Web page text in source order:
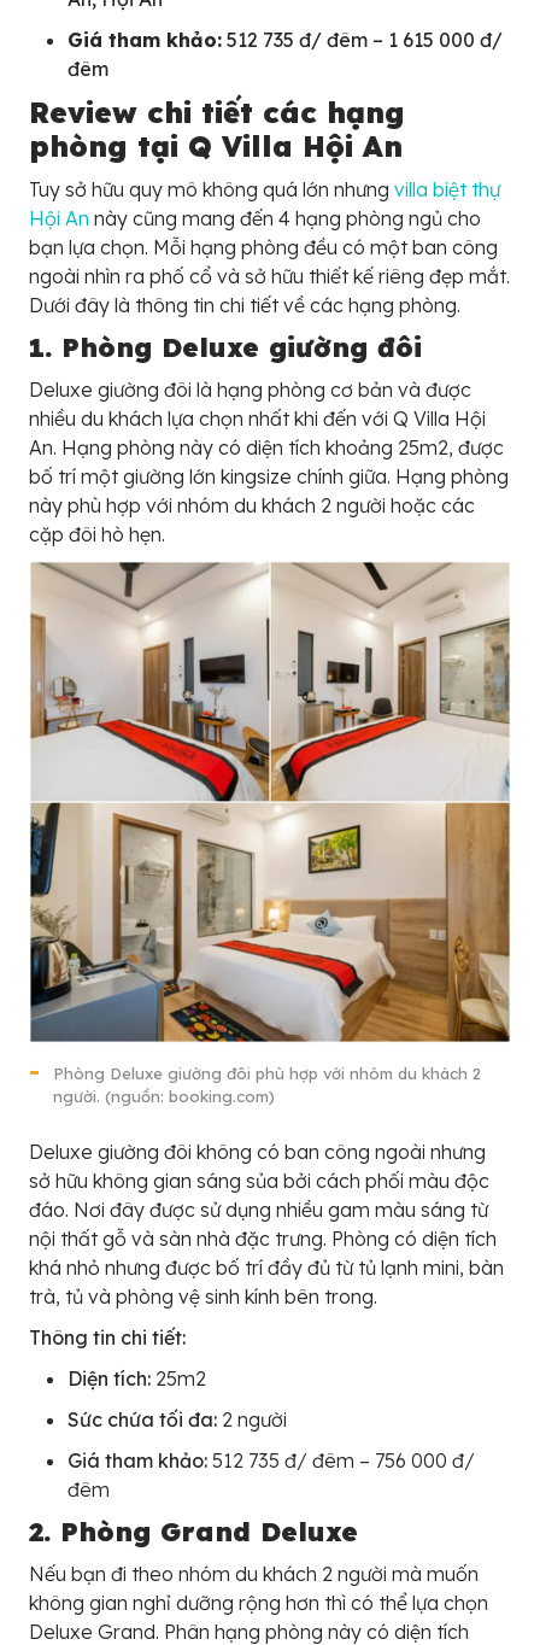
Giá tham khảo: 512 735 đ/ đêm – 1 615 000 đ/
đêm
Review chi tiết các hạng
phòng tại Q Villa Hội An
Tuy sở hữu quy mô không quá lớn nhưng villa biệt thự
Hội An này cũng mang đến 4 hạng phòng ngủ cho
bạn lựa chọn. Mỗi hạng phòng đều có một ban công
ngoài nhìn ra phố cổ và sở hữu thiết kế riêng đẹp mắt.
Dưới đây là thông tin chi tiết về các hạng phòng.
1. Phòng Deluxe giường đôi
Deluxe giường đôi là hạng phòng cơ bản và được
nhiều du khách lựa chọn nhất khi đến với Q Villa Hội
An. Hạng phòng này có diện tích khoảng 25m2, được
bố trí một giường lớn kingsize chính giữa. Hạng phòng
này phù hợp với nhóm du khách 2 người hoặc các
cặp đôi hò hẹn.
Phòng Deluxe giường đôi phù hợp với nhóm du khách 2
người. (nguồn: booking.com)
Deluxe giường đôi không có ban công ngoài nhưng
sở hữu không gian sáng sủa bởi cách phối màu độc
đáo. Nơi đây được sử dụng nhiều gam màu sáng từ
nội thất gỗ và sàn nhà đặc trưng. Phòng có diện tích
khá nhỏ nhưng được bố trí đầy đủ từ tủ lạnh mini, bàn
trà, tủ và phòng vệ sinh kính bên trong.
Thông tin chi tiết:
Diện tích: 25m2
Sức chứa tối đa: 2 người
Giá tham khảo: 512 735 đ/ đêm – 756 000 đ/
đêm
2. Phòng Grand Deluxe
Nếu bạn đi theo nhóm du khách 2 người mà muốn
không gian nghỉ dưỡng rộng hơn thì có thể lựa chọn
Deluxe Grand. Phân hạng phòng này có diện tích